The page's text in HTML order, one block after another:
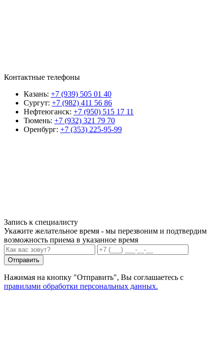
Контактные телефоны
Казань: +7 (939) 505 01 40
Сургут: +7 (982) 411 56 86
Нефтеюганск: +7 (950) 515 17 11
Тюмень: +7 (932) 321 79 70
Оренбург: +7 (353) 225-95-99
Запись к специалисту
Укажите желательное время - мы перезвоним и подтвердим
возможность приема в указанное время
Отправить
Нажимая на кнопку "Отправить", Вы соглашаетесь с
правилами обработки персональных данных.